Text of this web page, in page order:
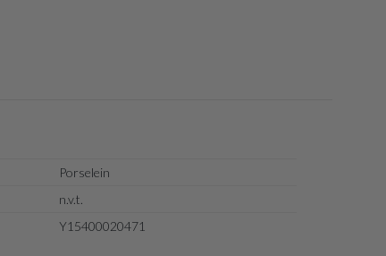
Porselein
n.v.t.
Y15400020471